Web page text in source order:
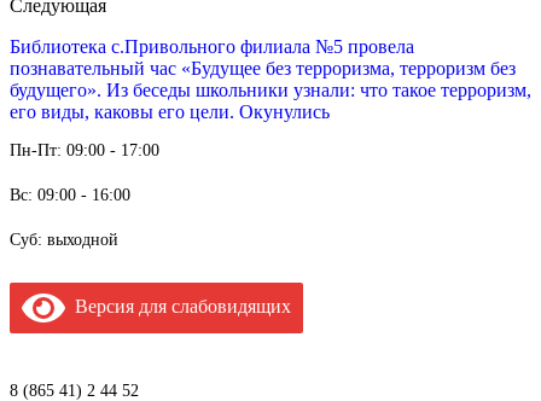
Следующая
Библиотека с.Привольного филиала №5 провела
познавательный час «Будущее без терроризма, терроризм без
будущего». Из беседы школьники узнали: что такое терроризм,
его виды, каковы его цели. Окунулись
Пн-Пт: 09:00 - 17:00
Вс: 09:00 - 16:00
Суб: выходной
Версия для слабовидящих
8 (865 41) 2 44 52